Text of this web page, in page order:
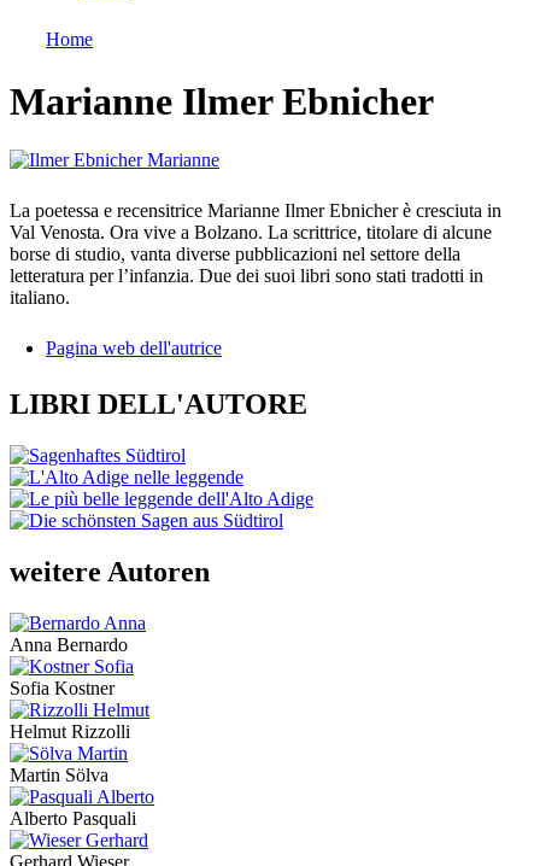
Home
Marianne Ilmer Ebnicher
La poetessa e recensitrice Marianne Ilmer Ebnicher è cresciuta in
Val Venosta. Ora vive a Bolzano. La scrittrice, titolare di alcune
borse di studio, vanta diverse pubblicazioni nel settore della
letteratura per l’infanzia. Due dei suoi libri sono stati tradotti in
italiano.
Pagina web dell'autrice
LIBRI DELL'AUTORE
weitere Autoren
Anna Bernardo
Sofia Kostner
Helmut Rizzolli
Martin Sölva
Alberto Pasquali